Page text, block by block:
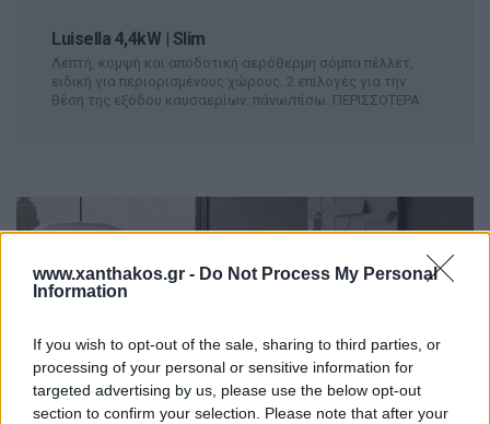
www.xanthakos.gr - Do Not Process My Personal
Information
If you wish to opt-out of the sale, sharing to third parties, or
processing of your personal or sensitive information for
targeted advertising by us, please use the below opt-out
section to confirm your selection. Please note that after your
Luisella 4,4kW | Slim
Λεπτή, κομψή και αποδοτική αερόθερμη σόμπα πέλλετ,
ειδική για περιορισμένους χώρους. 2 επιλογές για την
θέση της εξόδου καυσαερίων: πάνω/πίσω. ΠΕΡΙΣΣΟΤΕΡΑ